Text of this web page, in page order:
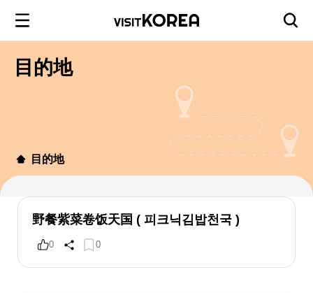
目的地
目的地
野餐紫菜卷饭天国 ( 피크닉김밥천국 )
0 0